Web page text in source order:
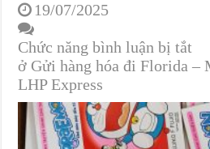
19/07/2025
Chức năng bình luận bị tắt
ở Gửi hàng hóa đi Florida –
LHP Express